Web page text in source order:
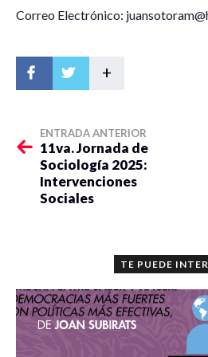
Modalidad de participación:
Jorge Mendoza García
Universidad Pedagógica
Título de la ponencia:
Correo electrónico:
Modalidad de participación:
Correo Electrónico:
+
ENTRADA ANTERIOR
11va. Jornada de
Sociología 2025:
Intervenciones
Sociales
TE PUEDE